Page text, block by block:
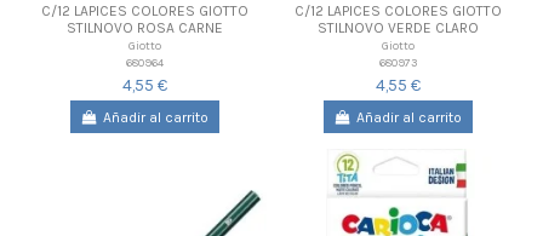
C/12 LAPICES COLORES GIOTTO
STILNOVO ROSA CARNE
Giotto
680964
4,55 €
Añadir al carrito
C/12 LAPICES COLORES GIOTTO
STILNOVO VERDE CLARO
Giotto
680973
4,55 €
Añadir al carrito